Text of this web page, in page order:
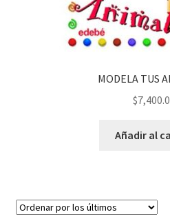
MODELA TUS
$
Añadir al